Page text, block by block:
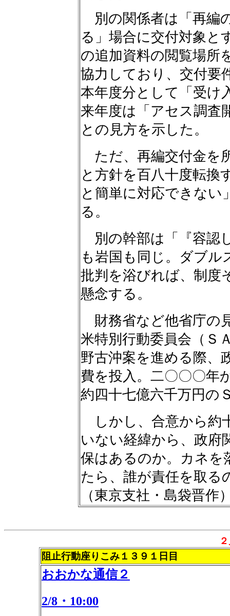
別の関係者は「再編
る」場合に交付対象と
の追加資料の閲覧場所
協力しており、交付要
本年度分として「受け
来年度は「アセス調査
との見方を示した。
ただ、再編交付金を
と方針を百八十度転換
と簡単に対応できない
る。
別の幹部は「『容認
も岩国も同じ。ダブル
批判を浴びれば、制度
懸念する。
財務省など他省庁の
米特別行動委員会（Ｓ
野古沖案を進める際、
費を投入。二〇〇〇年
約四十七億六千万円の
しかし、合意から約
いない経緯から、政府
保はあるのか。カネを
たら、誰が責任を取る
（東京支社・島袋晋作
阻止行動座りこみ１３９１日目
おおかな通信２
2/8・10:00